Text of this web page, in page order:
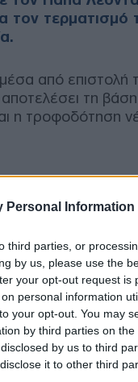
Personal Information
third parties, or
by us, please use the
your opt-out request is
personal information
your opt-out. You may
by third parties on the
by us to third
it to other third
τον τερματισμό
από επιστολή
τη βάση
η τροφοδότηση